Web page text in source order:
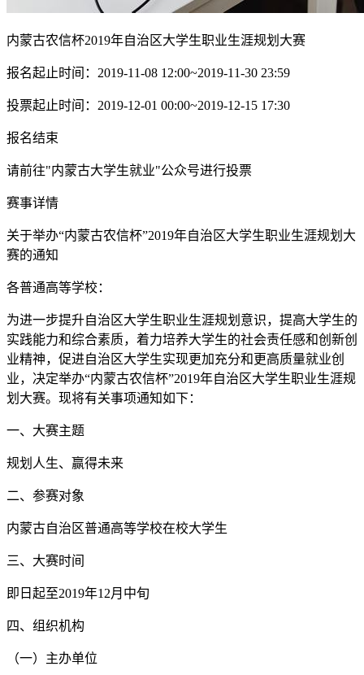
内蒙古农信杯2019年自治区大学生职业生涯规划大赛
报名起止时间：2019-11-08 12:00~2019-11-30 23:59
投票起止时间：2019-12-01 00:00~2019-12-15 17:30
报名结束
请前往"内蒙古大学生就业"公众号进行投票
赛事详情
关于举办“内蒙古农信杯”2019年自治区大学生职业生涯规划大
赛的通知
各普通高等学校：
为进一步提升自治区大学生职业生涯规划意识，提高大学生的
实践能力和综合素质，着力培养大学生的社会责任感和创新创
业精神，促进自治区大学生实现更加充分和更高质量就业创
业，决定举办“内蒙古农信杯”2019年自治区大学生职业生涯规
划大赛。现将有关事项通知如下：
一、大赛主题
规划人生、赢得未来
二、参赛对象
内蒙古自治区普通高等学校在校大学生
三、大赛时间
即日起至2019年12月中旬
四、组织机构
（一）主办单位